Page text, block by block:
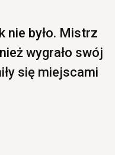
nie było. Mistrz
wygrało swój
się miejscami